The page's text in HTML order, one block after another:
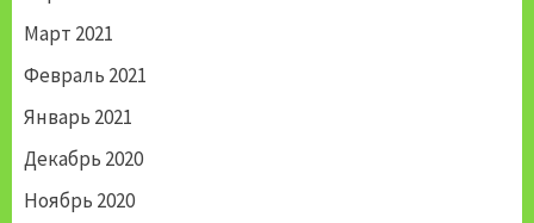
Март 2021
Февраль 2021
Январь 2021
Декабрь 2020
Ноябрь 2020